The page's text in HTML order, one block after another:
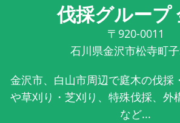
伐採グループ
〒920-0011
石川県金沢市松寺町
金沢市、白山市周辺で庭木の伐採
や草刈り・芝刈り、特殊伐採、外
など...